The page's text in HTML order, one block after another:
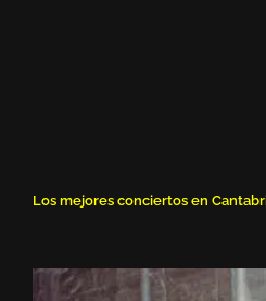
Los mejores conciertos en